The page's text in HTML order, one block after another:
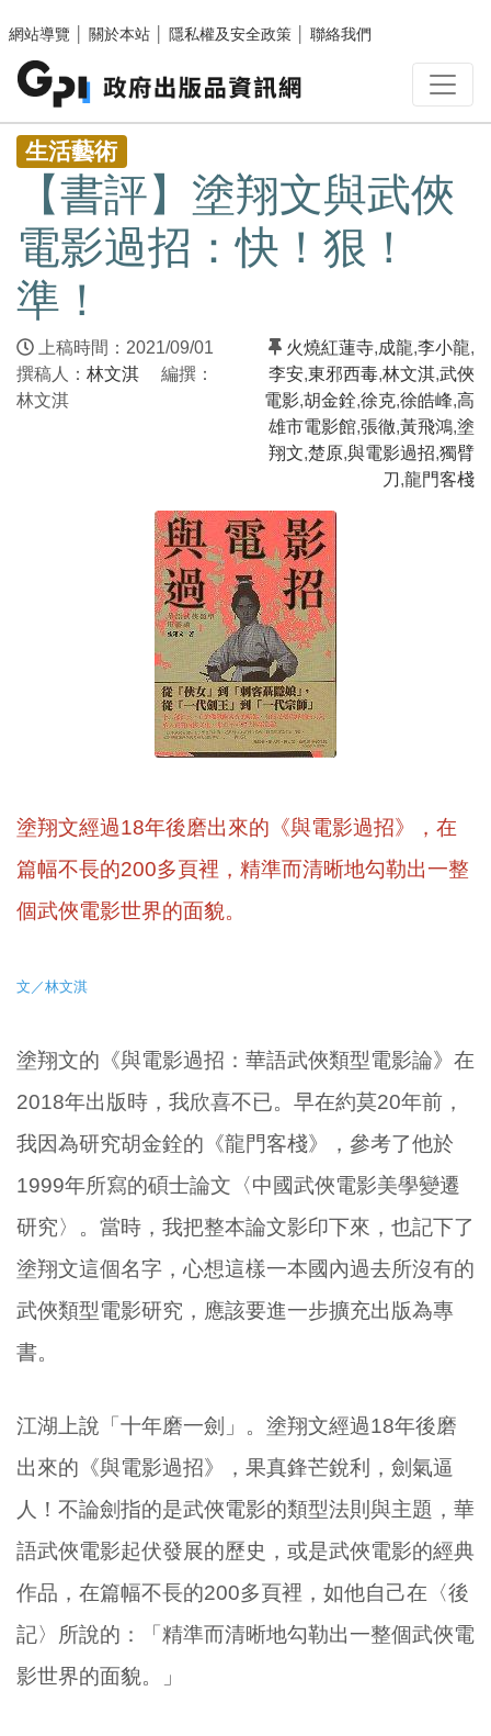
網站導覽
關於本站 隱私權及安全政策 聯絡我們
:::
生活藝術
【書評】塗翔文與武俠
電影過招：快！狠！
準！
上稿時間：2021/09/01
撰稿人： 林文淇 編撰：
林文淇
火燒紅蓮寺,成龍,李小龍,
李安,東邪西毒,林文淇,武俠
電影,胡金銓,徐克,徐皓峰,高
雄市電影館,張徹,黃飛鴻,塗
翔文,楚原,與電影過招,獨臂
刀,龍門客棧
塗翔文經過18年後磨出來的《與電影過招》，在
篇幅不長的200多頁裡，精準而清晰地勾勒出一整
個武俠電影世界的面貌。
文／林文淇
塗翔文的《與電影過招：華語武俠類型電影論》在
2018年出版時，我欣喜不已。早在約莫20年前，
我因為研究胡金銓的《龍門客棧》，參考了他於
1999年所寫的碩士論文〈中國武俠電影美學變遷
研究〉。當時，我把整本論文影印下來，也記下了
塗翔文這個名字，心想這樣一本國內過去所沒有的
武俠類型電影研究，應該要進一步擴充出版為專
書。
江湖上說「十年磨一劍」。塗翔文經過18年後磨
出來的《與電影過招》，果真鋒芒銳利，劍氣逼
人！不論劍指的是武俠電影的類型法則與主題，華
語武俠電影起伏發展的歷史，或是武俠電影的經典
作品，在篇幅不長的200多頁裡，如他自己在〈後
記〉所說的：「精準而清晰地勾勒出一整個武俠電
影世界的面貌。」